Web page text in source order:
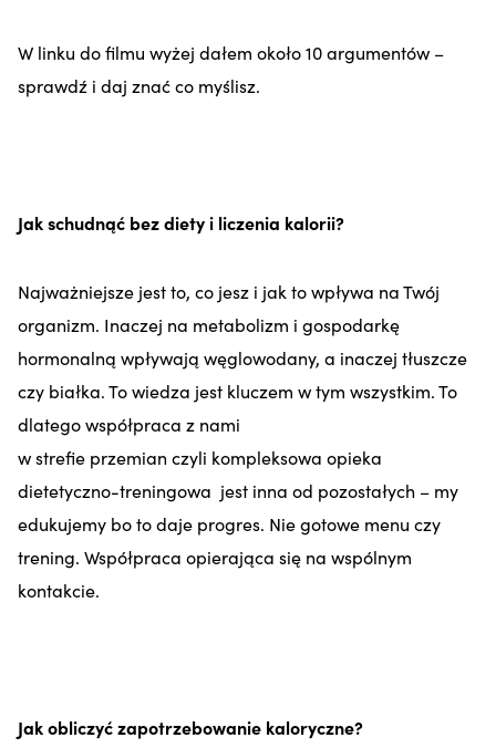
W linku do filmu wyżej dałem około 10 argumentów –
sprawdź i daj znać co myślisz.
Jak schudnąć bez diety i liczenia kalorii?
Najważniejsze jest to, co jesz i jak to wpływa na Twój
organizm. Inaczej na metabolizm i gospodarkę
hormonalną wpływają węglowodany, a inaczej tłuszcze
czy białka. To wiedza jest kluczem w tym wszystkim. To
dlatego współpraca z nami
w strefie przemian czyli kompleksowa opieka
dietetyczno-treningowa jest inna od pozostałych – my
edukujemy bo to daje progres. Nie gotowe menu czy
trening. Współpraca opierająca się na wspólnym
kontakcie.
Jak obliczyć zapotrzebowanie kaloryczne?